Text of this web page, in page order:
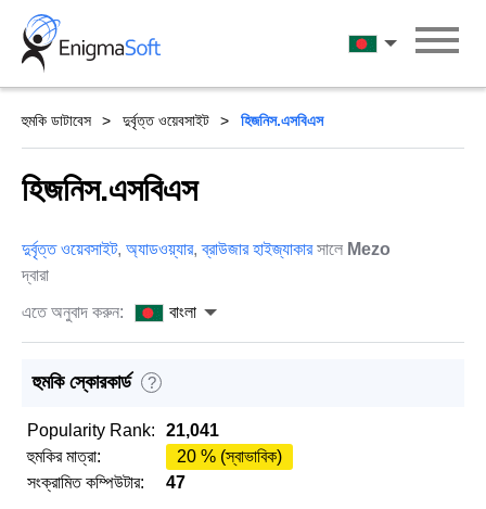
Skip
content
বাংলা
হুমকি ডাটাবেস দুর্বৃত্ত ওয়েবসাইট হিজনিস.এসবিএস
হিজনিস.এসবিএস
দুর্বৃত্ত ওয়েবসাইট, অ্যাডওয়্যার,ব্রাউজার হাইজ্যাকারসালে Mezo
দ্বারা
এতে অনুবাদ করুন:
বাংলা
হুমকি স্কোরকার্ড ?
Popularity Rank:
21,041
হুমকির মাত্রা:
20 % (স্বাভাবিক)
সংক্রামিত কম্পিউটার:
47